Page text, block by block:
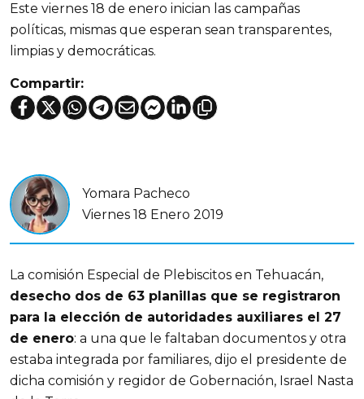
Este viernes 18 de enero inician las campañas
políticas, mismas que esperan sean transparentes,
limpias y democráticas.
Compartir:
Yomara Pacheco
Viernes 18 Enero 2019
La comisión Especial de Plebiscitos en Tehuacán,
desecho dos de 63 planillas que se registraron
para la elección de autoridades auxiliares el 27
de enero: a una que le faltaban documentos y otra
estaba integrada por familiares, dijo el presidente de
dicha comisión y regidor de Gobernación, Israel Nasta